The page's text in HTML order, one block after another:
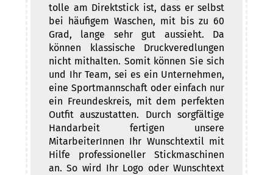
tolle am Direktstick ist, dass er selbst
bei häufigem Waschen, mit bis zu 60
Grad, lange sehr gut aussieht. Da
können klassische Druckveredlungen
nicht mithalten. Somit können Sie sich
und Ihr Team, sei es ein Unternehmen,
eine Sportmannschaft oder einfach nur
ein Freundeskreis, mit dem perfekten
Outfit auszustatten. Durch sorgfältige
Handarbeit fertigen unsere
MitarbeiterInnen Ihr Wunschtextil mit
Hilfe professioneller Stickmaschinen
an. So wird Ihr Logo oder Wunschtext